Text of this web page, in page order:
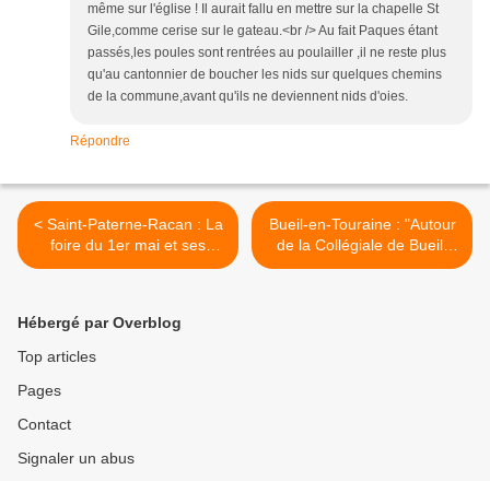
même sur l'église ! Il aurait fallu en mettre sur la chapelle St
Gile,comme cerise sur le gateau.<br /> Au fait Paques étant
passés,les poules sont rentrées au poulailler ,il ne reste plus
qu'au cantonnier de boucher les nids sur quelques chemins
de la commune,avant qu'ils ne deviennent nids d'oies.
Répondre
< Saint-Paterne-Racan : La
foire du 1er mai et ses
animations
Bueil-en-Touraine : "Autour
de la Collégiale de Bueil"
propose un concert >
Hébergé par Overblog
Top articles
Pages
Contact
Signaler un abus